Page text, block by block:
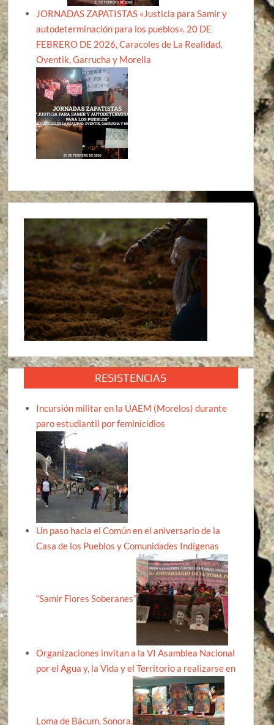
JORNADAS ZAPATISTAS «Justicia para Samir y
autodeterminación para los pueblos». 20 DE
FEBRERO DE 2026, Caracoles de La Realidad,
Oventik, Garrucha y Morelia
RESISTENCIAS
Incursión militar en la UAEM (Morelos) durante
paro estudiantil por feminicidios
Un paso hacia el Común en el aniversario de la
Casa de los Pueblos y Comunidades Indígenas
“Samir Flores Soberanes”
Organizaciones invitan a la VI Asamblea Nacional
por el Agua y, la Vida y el Territorio a realizarse en
Loma de Bácum, Sonora.